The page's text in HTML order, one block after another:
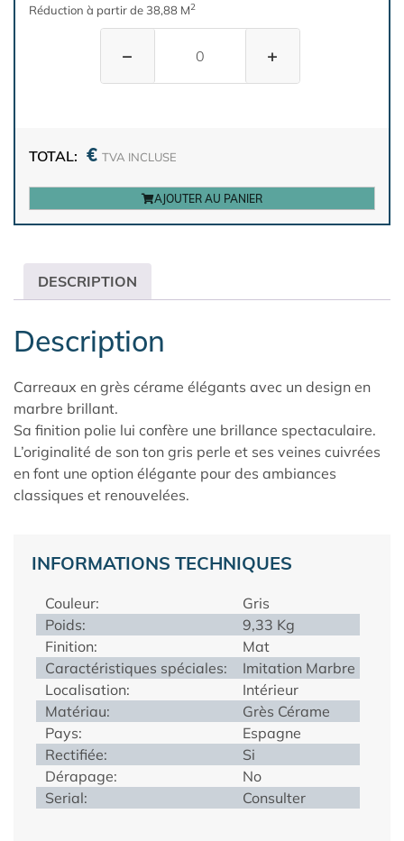
Réduction à partir de 38,88 M2
− +
TOTAL: € TVA INCLUSE
AJOUTER AU PANIER
DESCRIPTION
Description
Carreaux en grès cérame élégants avec un design en
marbre brillant.
Sa finition polie lui confère une brillance spectaculaire.
L’originalité de son ton gris perle et ses veines cuivrées
en font une option élégante pour des ambiances
classiques et renouvelées.
INFORMATIONS TECHNIQUES
Couleur:
Gris
Poids:
9,33 Kg
Finition:
Mat
Caractéristiques spéciales:
Imitation Marbre
Localisation:
Intérieur
Matériau:
Grès Cérame
Pays:
Espagne
Rectifiée:
Si
Dérapage:
No
Serial:
Consulter